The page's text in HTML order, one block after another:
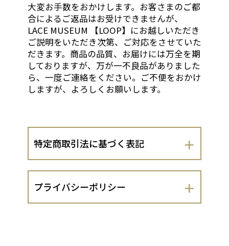
大変お手数をおかけします。お客さまのご都
合によるご返品はお受けできませんが、
LACE MUSEUM 【LOOP】にお越しいただき
ご説明をいただき次第、ご対応をさせていた
だきます。商品の品質、お届けには万全を期
しておりますが、万が一不良品がありました
ら、一度ご連絡をください。ご不便をおかけ
しますが、よろしくお願いします。
特定商取引法に基づく表記
会社名
リリーレース・インターナショナル株式
会社
プライバシーポリシー